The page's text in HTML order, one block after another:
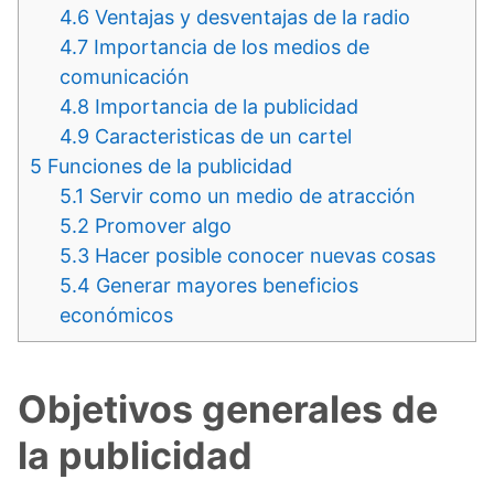
4.6 Ventajas y desventajas de la radio
4.7 Importancia de los medios de
comunicación
4.8 Importancia de la publicidad
4.9 Caracteristicas de un cartel
5 Funciones de la publicidad
5.1 Servir como un medio de atracción
5.2 Promover algo
5.3 Hacer posible conocer nuevas cosas
5.4 Generar mayores beneficios
económicos
Objetivos generales de
la publicidad